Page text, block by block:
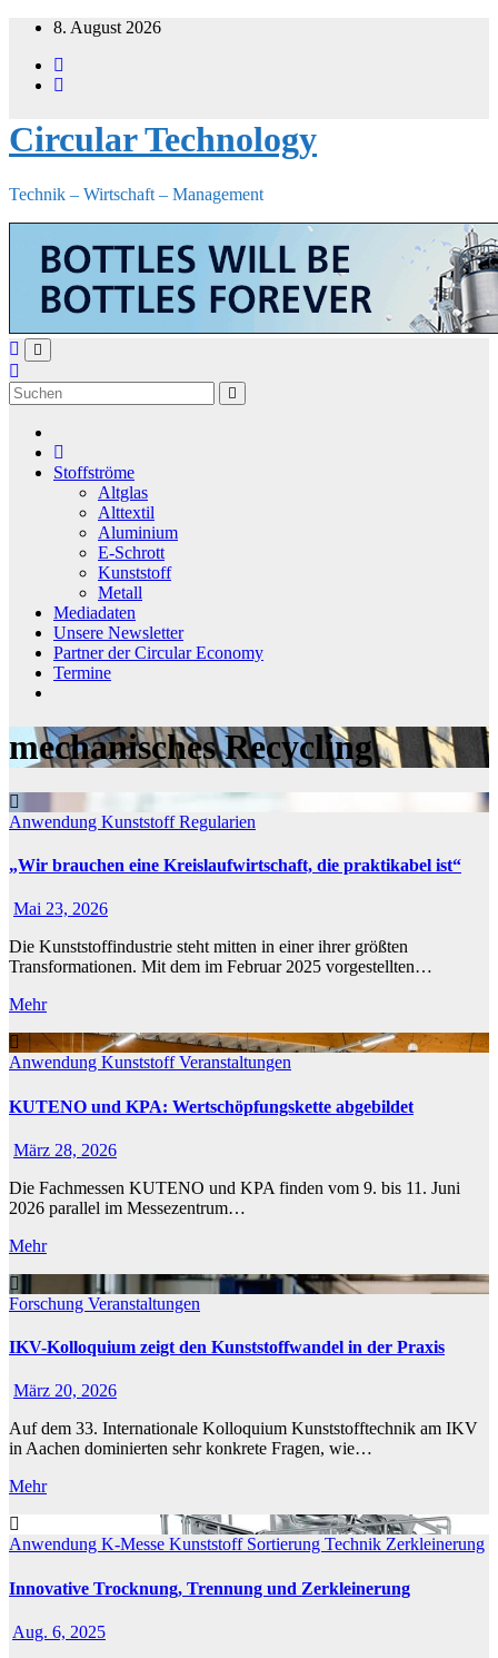
Zum
springen
8. August 2026
Circular Technology
Technik – Wirtschaft – Management
Stoffströme
Altglas
Alttextil
Aluminium
E-Schrott
Kunststoff
Metall
Mediadaten
Unsere Newsletter
Partner der Circular Economy
Termine
mechanisches Recycling
Anwendung KunststoffRegularien
„Wir brauchen eine Kreislaufwirtschaft, die praktikabel ist“
Mai 23, 2026
Die Kunststoffindustrie steht mitten in einer ihrer größten
Transformationen. Mit dem im Februar 2025 vorgestellten…
Mehr
Anwendung KunststoffVeranstaltungen
KUTENO und KPA: Wertschöpfungskette abgebildet
März 28, 2026
Die Fachmessen KUTENO und KPA finden vom 9. bis 11. Juni
2026 parallel im Messezentrum…
Mehr
Forschung Veranstaltungen
IKV-Kolloquium zeigt den Kunststoffwandel in der Praxis
März 20, 2026
Auf dem 33. Internationale Kolloquium Kunststofftechnik am IKV
in Aachen dominierten sehr konkrete Fragen, wie…
Mehr
Anwendung K-Messe Kunststoff Sortierung Technik Zerkleinerung
Innovative Trocknung, Trennung und Zerkleinerung
Aug. 6, 2025